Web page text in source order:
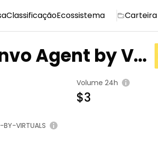
ClassificaçãoEcossistema Carteira
Agent by Vir
Volume 24h
$3
VIRTUALS